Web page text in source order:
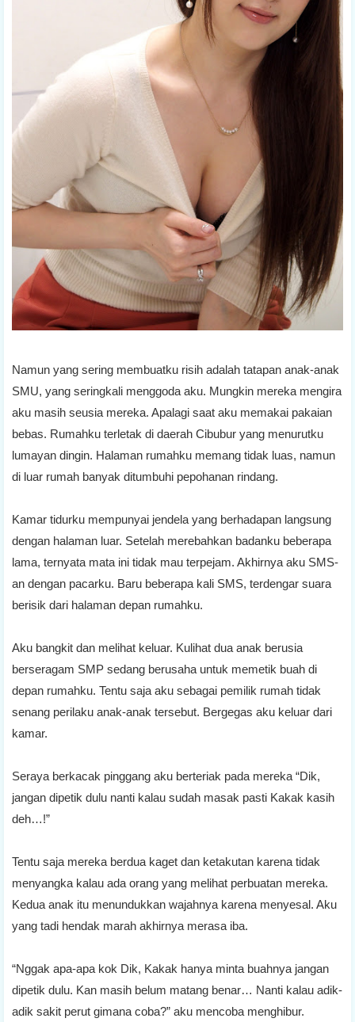
Namun yang sering membuatku risih adalah tatapan anak-anak
SMU, yang seringkali menggoda aku. Mungkin mereka mengira
aku masih seusia mereka. Apalagi saat aku memakai pakaian
bebas. Rumahku terletak di daerah Cibubur yang menurutku
lumayan dingin. Halaman rumahku memang tidak luas, namun
di luar rumah banyak ditumbuhi pepohanan rindang.
Kamar tidurku mempunyai jendela yang berhadapan langsung
dengan halaman luar. Setelah merebahkan badanku beberapa
lama, ternyata mata ini tidak mau terpejam. Akhirnya aku SMS-
an dengan pacarku. Baru beberapa kali SMS, terdengar suara
berisik dari halaman depan rumahku.
Aku bangkit dan melihat keluar. Kulihat dua anak berusia
berseragam SMP sedang berusaha untuk memetik buah di
depan rumahku. Tentu saja aku sebagai pemilik rumah tidak
senang perilaku anak-anak tersebut. Bergegas aku keluar dari
kamar.
Seraya berkacak pinggang aku berteriak pada mereka “Dik,
jangan dipetik dulu nanti kalau sudah masak pasti Kakak kasih
deh…!”
Tentu saja mereka berdua kaget dan ketakutan karena tidak
menyangka kalau ada orang yang melihat perbuatan mereka.
Kedua anak itu menundukkan wajahnya karena menyesal. Aku
yang tadi hendak marah akhirnya merasa iba.
“Nggak apa-apa kok Dik, Kakak hanya minta buahnya jangan
dipetik dulu. Kan masih belum matang benar… Nanti kalau adik-
adik sakit perut gimana coba?” aku mencoba menghibur.